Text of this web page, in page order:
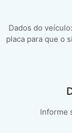
Dados do
placa para que o
Informe